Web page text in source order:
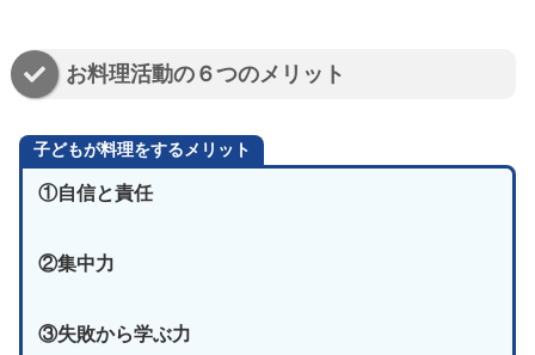
お料理活動の６つのメリット
子どもが料理をするメリット
①自信と責任
②集中力
③失敗から学ぶ力